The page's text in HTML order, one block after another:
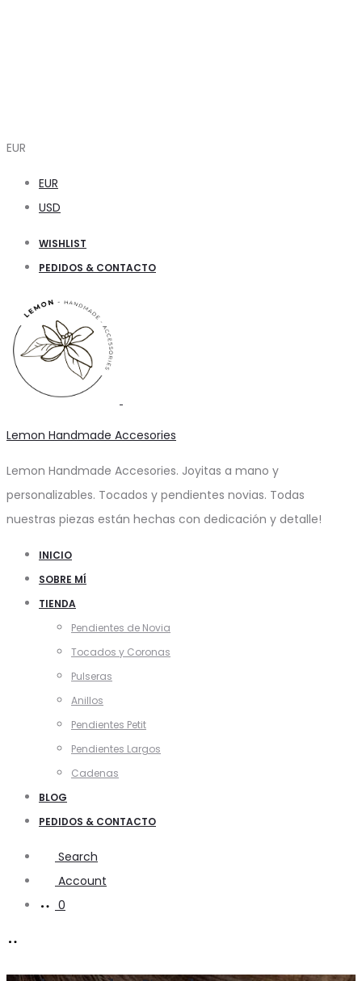
EUR
EUR
USD
WISHLIST
PEDIDOS & CONTACTO
Lemon Handmade Accesories
Lemon Handmade Accesories. Joyitas a mano y
personalizables. Tocados y pendientes novias. Todas
nuestras piezas están hechas con dedicación y detalle!
INICIO
SOBRE MÍ
TIENDA
Pendientes de Novia
Tocados y Coronas
Pulseras
Anillos
Pendientes Petit
Pendientes Largos
Cadenas
BLOG
PEDIDOS & CONTACTO
Search
Account
0